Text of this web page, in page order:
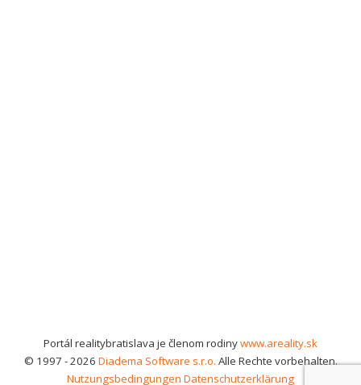
Portál realitybratislava je členom rodinywww.areality.sk
© 1997 - 2026 Diadema Software s.r.o. Alle Rechte vorbehalten.
Nutzungsbedingungen Datenschutzerklärung